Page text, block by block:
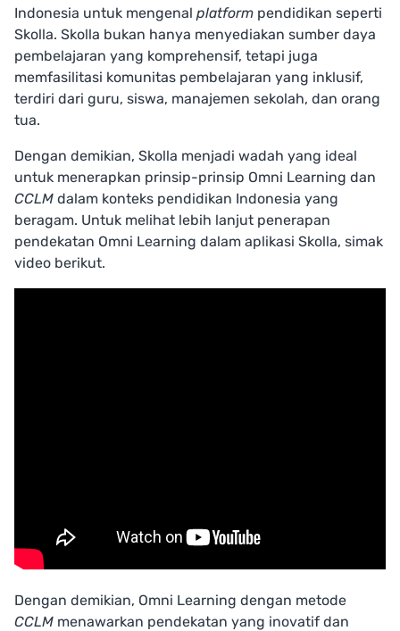
Indonesia untuk mengenal platform pendidikan seperti
Skolla. Skolla bukan hanya menyediakan sumber daya
pembelajaran yang komprehensif, tetapi juga
memfasilitasi komunitas pembelajaran yang inklusif,
terdiri dari guru, siswa, manajemen sekolah, dan orang
tua.
Dengan demikian, Skolla menjadi wadah yang ideal
untuk menerapkan prinsip-prinsip Omni Learning dan
CCLM dalam konteks pendidikan Indonesia yang
beragam. Untuk melihat lebih lanjut penerapan
pendekatan Omni Learning dalam aplikasi Skolla, simak
video berikut.
Dengan demikian, Omni Learning dengan metode
CCLM menawarkan pendekatan yang inovatif dan